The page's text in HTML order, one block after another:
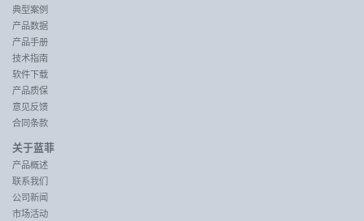
典型案例
产品数据
产品手册
技术指南
软件下载
产品质保
意见反馈
合同条款
关于蓝菲
产品概述
联系我们
公司新闻
市场活动